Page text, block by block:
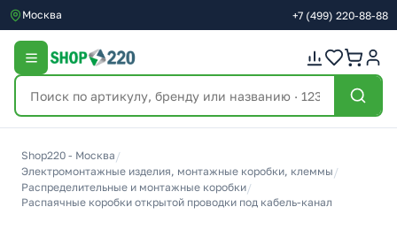
Москва +7 (499) 220-88-88
Shop220 - Москва /
Электромонтажные изделия, монтажные коробки, клеммы /
Распределительные и монтажные коробки/
Распаячные коробки открытой проводки под кабель-канал